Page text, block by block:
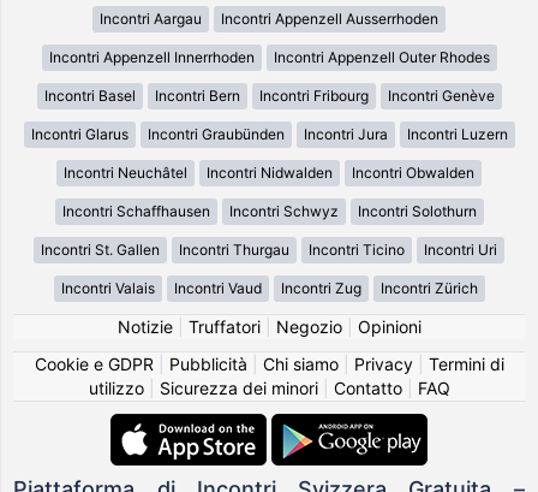
Incontri Aargau Incontri Appenzell Ausserrhoden
Incontri Appenzell Innerrhoden Incontri Appenzell Outer Rhodes
Incontri Basel Incontri Bern Incontri Fribourg Incontri Genève
Incontri Glarus Incontri Graubünden Incontri Jura Incontri Luzern
Incontri Neuchâtel Incontri Nidwalden Incontri Obwalden
Incontri Schaffhausen Incontri Schwyz Incontri Solothurn
Incontri St. Gallen Incontri Thurgau Incontri Ticino Incontri Uri
Incontri Valais Incontri Vaud Incontri Zug Incontri Zürich
Notizie| Truffatori| Negozio| Opinioni
Cookie e GDPR
Pubblicità Chi siamo| Privacy| Termini di
utilizzo| Sicurezza dei minori| Contatto| FAQ